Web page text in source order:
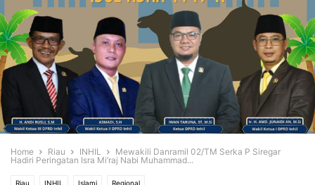
Home Riau INHIL
Mewakili Danramil 02/TM Serka P Siregar
Hadiri Peringatan Isra Mi’raj Nabi Muhammad...
Riau INHIL Islami Regional